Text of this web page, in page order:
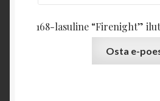
168-lasuline “Firenight”
Osta e-